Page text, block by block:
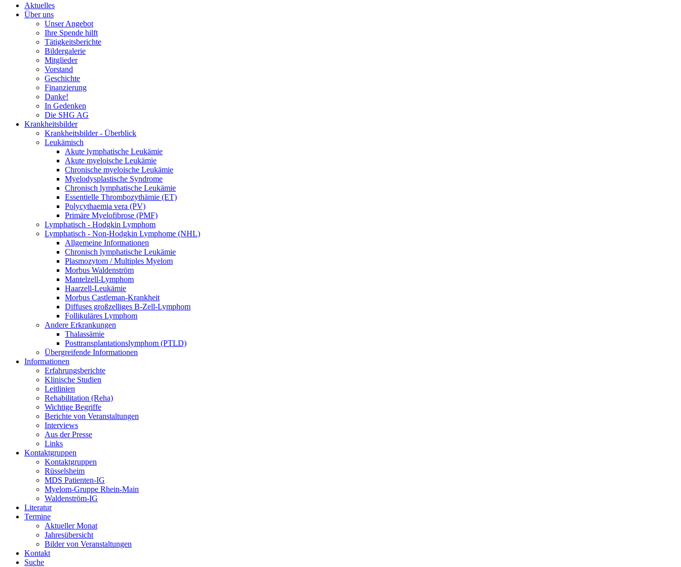
Aktuelles
Über uns
Unser Angebot
Ihre Spende hilft
Tätigkeitsberichte
Bildergalerie
Mitglieder
Vorstand
Geschichte
Finanzierung
Danke!
In Gedenken
Die SHG AG
Krankheitsbilder
Krankheitsbilder - Überblick
Leukämisch
Akute lymphatische Leukämie
Akute myeloische Leukämie
Chronische myeloische Leukämie
Myelodysplastische Syndrome
Chronisch lymphatische Leukämie
Essentielle Thrombozythämie (ET)
Polycythaemia vera (PV)
Primäre Myelofibrose (PMF)
Lymphatisch - Hodgkin Lymphom
Lymphatisch - Non-Hodgkin Lymphome (NHL)
Allgemeine Informationen
Chronisch lymphatische Leukämie
Plasmozytom / Multiples Myelom
Morbus Waldenström
Mantelzell-Lymphom
Haarzell-Leukämie
Morbus Castleman-Krankheit
Diffuses großzelliges B-Zell-Lymphom
Follikuläres Lymphom
Andere Erkrankungen
Thalassämie
Posttransplantationslymphom (PTLD)
Übergreifende Informationen
Informationen
Erfahrungsberichte
Klinische Studien
Leitlinien
Rehabilitation (Reha)
Wichtige Begriffe
Berichte von Veranstaltungen
Interviews
Aus der Presse
Links
Kontaktgruppen
Kontaktgruppen
Rüsselsheim
MDS Patienten-IG
Myelom-Gruppe Rhein-Main
Waldenström-IG
Literatur
Termine
Aktueller Monat
Jahresübersicht
Bilder von Veranstaltungen
Kontakt
Suche